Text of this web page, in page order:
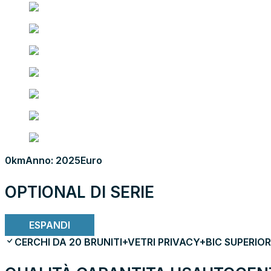
0kmAnno: 2025Euro
OPTIONAL DI SERIE
ESPANDI
CERCHI DA 20 BRUNITI+VETRI PRIVACY+BIC